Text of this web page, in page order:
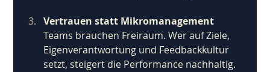
Vertrauen statt Mikromanagement
Teams brauchen Freiraum. Wer auf Ziele,
Eigenverantwortung und Feedbackkultur
setzt, steigert die Performance nachhaltig.